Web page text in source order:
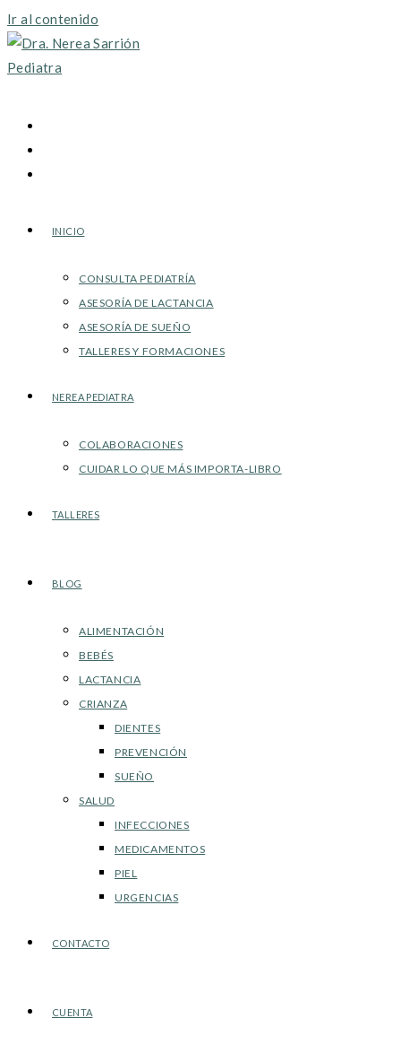
Ir al contenido
INICIO
CONSULTA PEDIATRÍA
ASESORÍA DE LACTANCIA
ASESORÍA DE SUEÑO
TALLERES Y FORMACIONES
NEREA PEDIATRA
COLABORACIONES
CUIDAR LO QUE MÁS IMPORTA-LIBRO
TALLERES
BLOG
ALIMENTACIÓN
BEBÉS
LACTANCIA
CRIANZA
DIENTES
PREVENCIÓN
SUEÑO
SALUD
INFECCIONES
MEDICAMENTOS
PIEL
URGENCIAS
CONTACTO
CUENTA